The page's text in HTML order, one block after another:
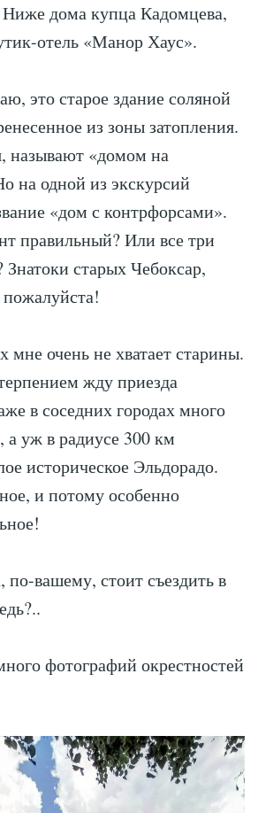
дома купца Кадомцева,
отель «Манор Хаус».
это старое здание соляной
из зоны затопления.
называют «домом на
на одной из экскурсий
«дом с контрфорсами».
правильный? Или все три
старых Чебоксар,
мне очень не хватает старины.
жду приезда
в соседних городах много
а уж в радиусе 300 км
историческое Эльдорадо.
и потому особенно
по-вашему, стоит съездить в
фотографий окрестностей